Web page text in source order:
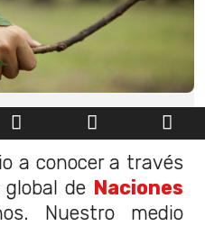
a conocer a través
de Naciones
Nuestro medio